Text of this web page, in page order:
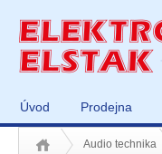
Úvod Prodejna
Audio technika